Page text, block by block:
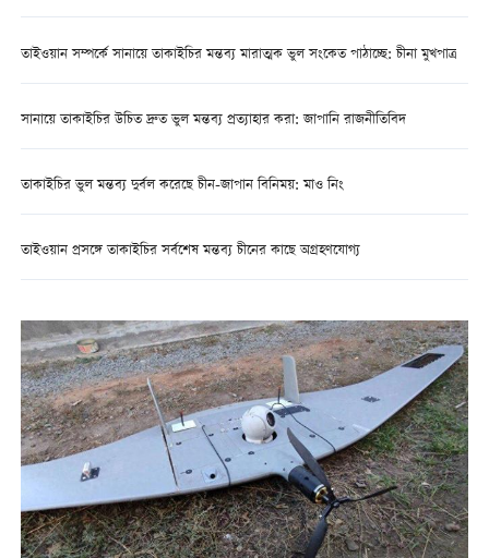
তাইওয়ান সম্পর্কে সানায়ে তাকাইচির মন্তব্য মারাত্মক ভুল সংকেত পাঠাচ্ছে: চীনা মুখপাত্র
সানায়ে তাকাইচির উচিত দ্রুত ভুল মন্তব্য প্রত্যাহার করা: জাপানি রাজনীতিবিদ
তাকাইচির ভুল মন্তব্য দুর্বল করেছে চীন-জাপান বিনিময়: মাও নিং
তাইওয়ান প্রসঙ্গে তাকাইচির সর্বশেষ মন্তব্য চীনের কাছে অগ্রহণযোগ্য